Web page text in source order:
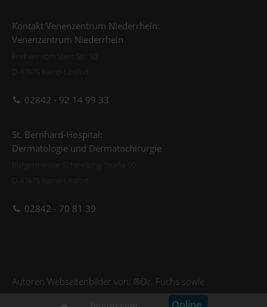
Kontakt Venenzentrum Niederrhein:
Venenzentrum Niederrhein
02842 - 92 14 99 33
St. Bernhard-Hospital:
Dermatologie und Dermatochirurgie
02842 - 70 81 39
Autoren Webseitenbilder von: ®Dr. Fuchs sowie